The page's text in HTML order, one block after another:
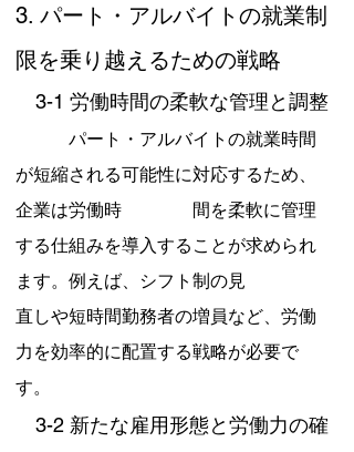
3. パート・アルバイトの就業制
限を乗り越えるための戦略
3-1 労働時間の柔軟な管理と調整
パート・アルバイトの就業時間
が短縮される可能性に対応するため、
企業は労働時　　　　間を柔軟に管理
する仕組みを導入することが求められ
ます。例えば、シフト制の見
直しや短時間勤務者の増員など、労働
力を効率的に配置する戦略が必要で
す。
3-2 新たな雇用形態と労働力の確